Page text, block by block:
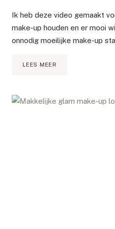
Ik heb deze video gemaakt
make-up houden en er mooi
onnodig moeilijke make-up
LEES MEER
TUTORIAL